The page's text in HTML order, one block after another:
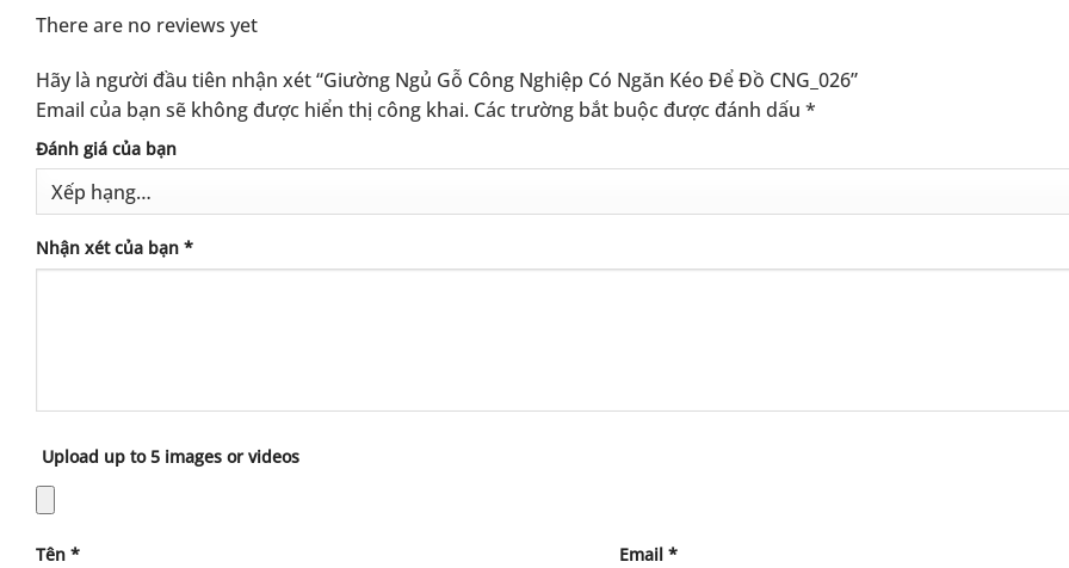
There are no reviews yet
Hãy là người đầu tiên nhận xét “Giường Ngủ Gỗ Công Nghiệp Có Ngăn Kéo Để Đồ CNG_026”
Email của bạn sẽ không được hiển thị công khai. Các trường bắt buộc được đánh dấu *
Đánh giá của bạn
Nhận xét của bạn *
Upload up to 5 images or videos
Tên * Email *
Alternative: